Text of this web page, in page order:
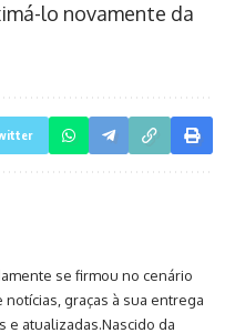
lo novamente da
se firmou no cenário
graças à sua entrega
e atualizadas.Nascido da